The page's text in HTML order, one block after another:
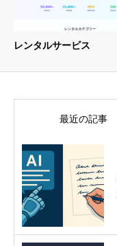
レンタルサービス
最近の記事